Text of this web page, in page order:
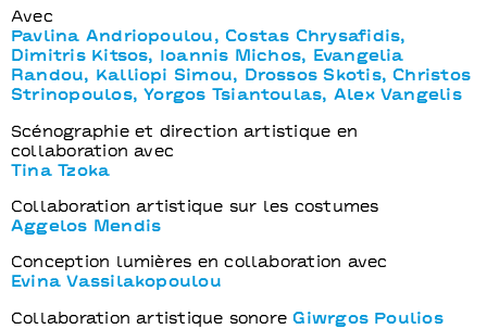
Avec
Pavlina Andriopoulou, Costas Chrysafidis,
Dimitris Kitsos, Ioannis Michos, Evangelia
Randou, Kalliopi Simou, Drossos Skotis, Christos
Strinopoulos, Yorgos Tsiantoulas, Alex Vangelis
Scénographie et direction artistique en
collaboration avec
Tina Tzoka
Collaboration artistique sur les costumes
Aggelos Mendis
Conception lumières en collaboration avec
Evina Vassilakopoulou
Collaboration artistique sonore Giwrgos Poulios